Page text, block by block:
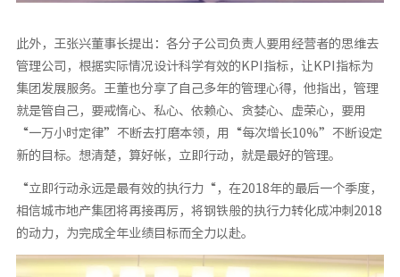
此外，王张兴董事长提出：各分子公司负责人要用经营者的思维去
管理公司，根据实际情况设计科学有效的KPI指标，让KPI指标为
集团发展服务。王董也分享了自己多年的管理心得，他指出，管理
就是管自己，要戒惰心、私心、依赖心、贪婪心、虚荣心，要用
“一万小时定律”不断去打磨本领，用“每次增长10%”不断设定
新的目标。想清楚，算好帐，立即行动，就是最好的管理。
“立即行动永远是最有效的执行力“，在2018年的最后一个季度，
相信城市地产集团将再接再厉，将钢铁般的执行力转化成冲刺2018
的动力，为完成全年业绩目标而全力以赴。